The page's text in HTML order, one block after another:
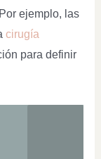
ejemplo, las
cirugía
para definir